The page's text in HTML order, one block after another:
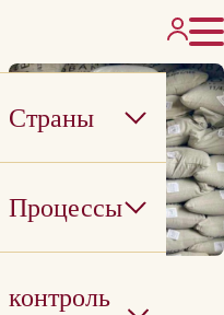
Страны
Процессы
контроль